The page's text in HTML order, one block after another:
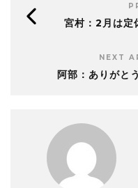
宮村：2月は定
NEXT
阿部：ありがと